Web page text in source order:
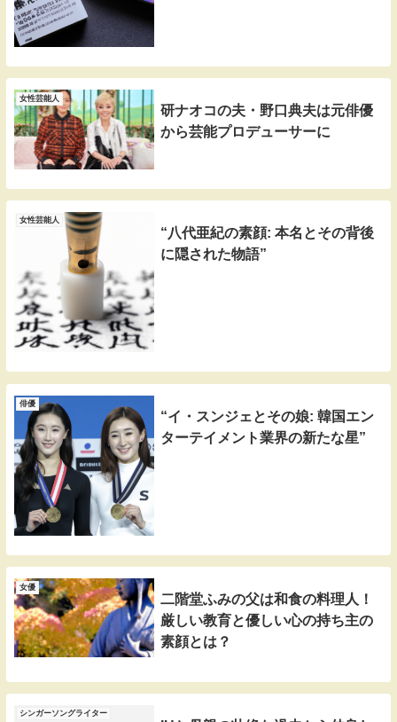
女性芸能人
研ナオコの夫・野口典夫は元俳優
から芸能プロデューサーに
女性芸能人
“八代亜紀の素顔: 本名とその背後
に隠された物語”
俳優
“イ・スンジェとその娘: 韓国エン
ターテイメント業界の新たな星”
女優
二階堂ふみの父は和食の料理人！
厳しい教育と優しい心の持ち主の
素顔とは？
シンガーソングライター